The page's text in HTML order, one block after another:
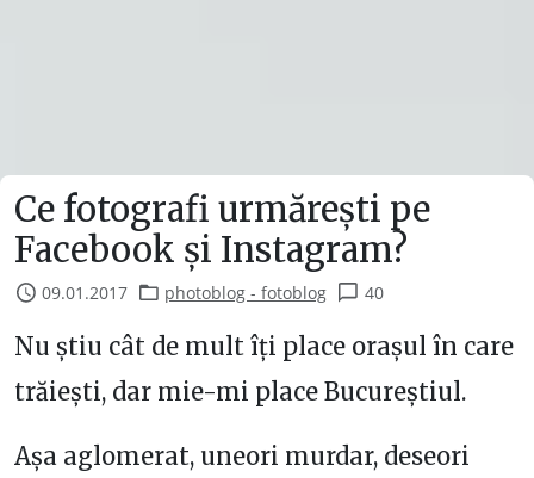
Ce fotografi urmărești pe
Facebook și Instagram?
09.01.2017 photoblog - fotoblog 40
Nu știu cât de mult îți place orașul în care
trăiești, dar mie-mi place Bucureștiul.
Așa aglomerat, uneori murdar, deseori